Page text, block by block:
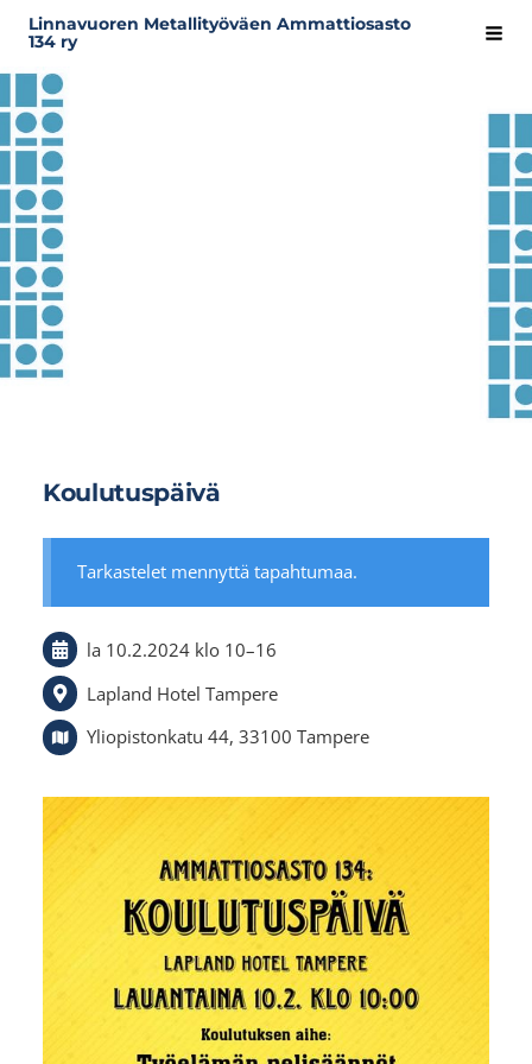
Siirry
sivun
sisältöön
Linnavuoren Metallityöväen Ammattiosasto
134 ry
Koulutuspäivä
Tarkastelet mennyttä tapahtumaa.
la 10.2.2024 klo 10–16
Lapland Hotel Tampere
Yliopistonkatu 44, 33100 Tampere